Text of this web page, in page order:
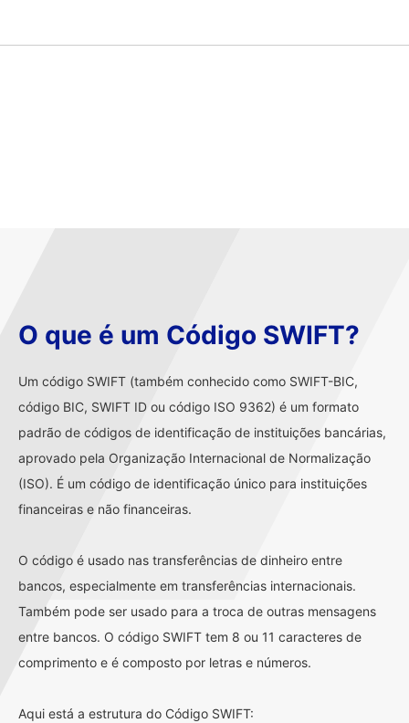
O que é um Código SWIFT?
Um código SWIFT (também conhecido como SWIFT-BIC,
código BIC, SWIFT ID ou código ISO 9362) é um formato
padrão de códigos de identificação de instituições bancárias,
aprovado pela Organização Internacional de Normalização
(ISO). É um código de identificação único para instituições
financeiras e não financeiras.
O código é usado nas transferências de dinheiro entre
bancos, especialmente em transferências internacionais.
Também pode ser usado para a troca de outras mensagens
entre bancos. O código SWIFT tem 8 ou 11 caracteres de
comprimento e é composto por letras e números.
Aqui está a estrutura do Código SWIFT: